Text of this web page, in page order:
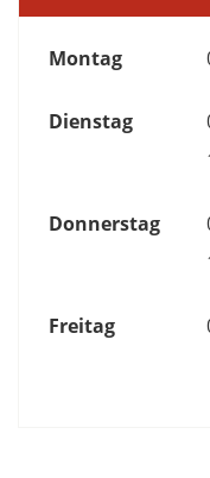
Montag
Dienstag
Donnerstag
Freitag